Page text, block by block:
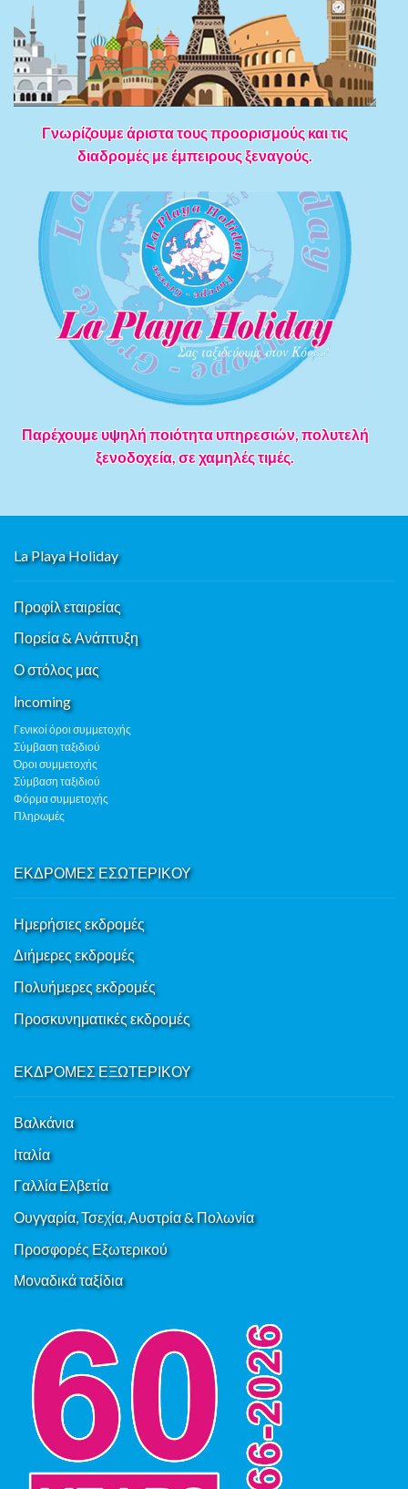
Γνωρίζουμε άριστα τους προορισμούς και τις
διαδρομές με έμπειρους ξεναγούς.
Παρέχουμε υψηλή ποιότητα υπηρεσιών, πολυτελή
ξενοδοχεία, σε χαμηλές τιμές.
La Playa Holiday
Προφίλ εταιρείας
Πορεία & Ανάπτυξη
Ο στόλος μας
Ιncoming
Γενικοί όροι συμμετοχής
Σύμβαση ταξιδιού
Όροι συμμετοχής
Σύμβαση ταξιδιού
Φόρμα συμμετοχής
Πληρωμές
ΕΚΔΡΟΜΕΣ ΕΣΩΤΕΡΙΚΟΥ
Ημερήσιες εκδρομές
Διήμερες εκδρομές
Πολυήμερες εκδρομές
Προσκυνηματικές εκδρομές
ΕΚΔΡΟΜΕΣ ΕΞΩΤΕΡΙΚΟΥ
Βαλκάνια
Ιταλία
Γαλλία Ελβετία
Ουγγαρία, Τσεχία, Αυστρία & Πολωνία
Προσφορές Εξωτερικού
Μοναδικά ταξίδια